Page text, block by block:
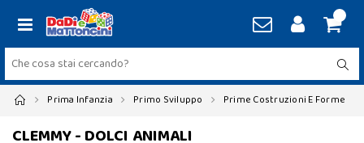
Prima Infanzia Primo Sviluppo Prime Costruzioni E Forme
CLEMMY - DOLCI ANIMALI